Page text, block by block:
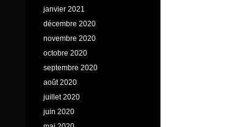
janvier 2021
décembre 2020
novembre 2020
octobre 2020
septembre 2020
août 2020
juillet 2020
juin 2020